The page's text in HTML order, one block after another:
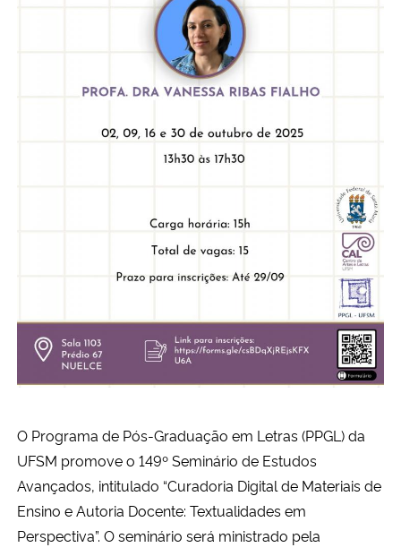
Secretaria de Governo
Gabinete de Segurança Institucional
O Programa de Pós-Graduação em Letras (PPGL) da
UFSM promove o 149º Seminário de Estudos
Avançados, intitulado “Curadoria Digital de Materiais de
Ensino e Autoria Docente: Textualidades em
Perspectiva”. O seminário será ministrado pela